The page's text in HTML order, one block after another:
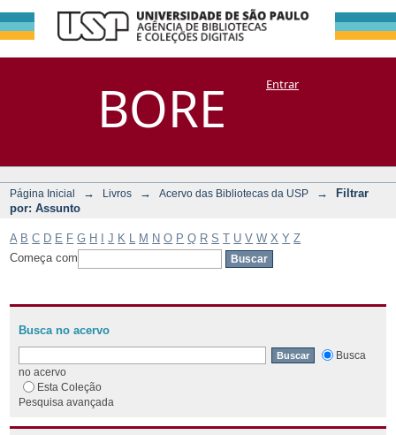
BORE
Filtrar por:
Assunto
DSpace/Manakin + CoriscoEntrar
Página Inicial → Livros → Acervo das Bibliotecas da USP →
Filtrar
por: Assunto
A B C D E F G H J K M N O P Q R S T U V W X Y Z
Começa com
Busca no acervo
Busca
no acervo
Esta Coleção
Pesquisa avançada